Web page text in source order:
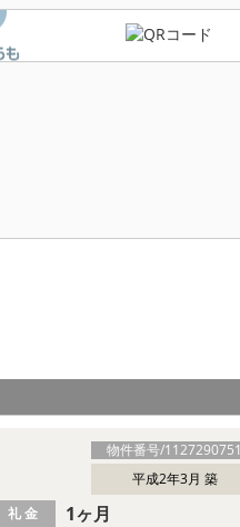
物件番号/1127290751
平成2年3月 築
礼 金 1ヶ月